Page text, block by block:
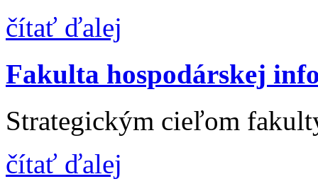
čítať ďalej
Fakulta hospodárskej
Strategickým cieľom
čítať ďalej